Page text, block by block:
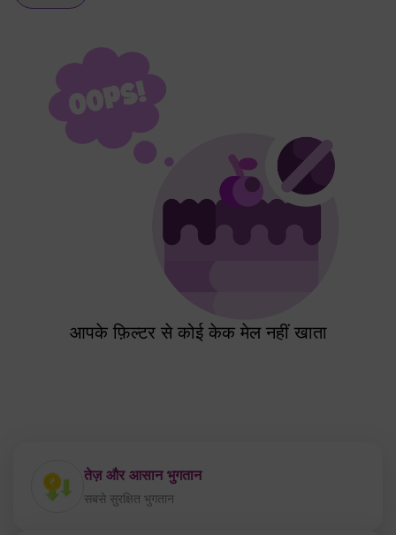
आपके फ़िल्टर से कोई केक मेल नहीं खाता
तेज़ और आसान भुगतान
सबसे सुरक्षित भुगतान